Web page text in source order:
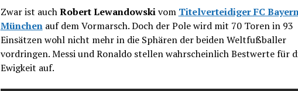
Zwar ist auchRobert Lewandowskivom Titelverteidiger FC
Münchenauf dem Vormarsch. Doch der Pole wird mit 70 Toren in 93
Einsätzen wohl nicht mehr in die Sphären der beiden Weltfußballer
vordringen. Messi und Ronaldo stellen wahrscheinlich Bestwerte für
Ewigkeit auf.